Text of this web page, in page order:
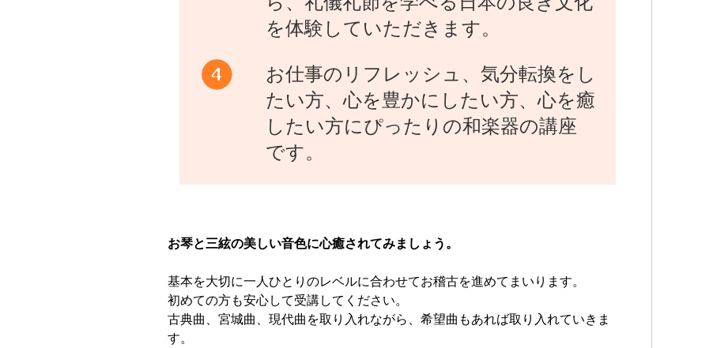
を体験していただきます。
お仕事のリフレッシュ、気分転換をし
たい方、心を豊かにしたい方、心を癒
したい方にぴったりの和楽器の講座
です。
お琴と三絃の美しい音色に心癒されてみましょう。
基本を大切に一人ひとりのレベルに合わせてお稽古を進めてまいります。
初めての方も安心して受講してください。
古典曲、宮城曲、現代曲を取り入れながら、希望曲もあれば取り入れていきま
す。